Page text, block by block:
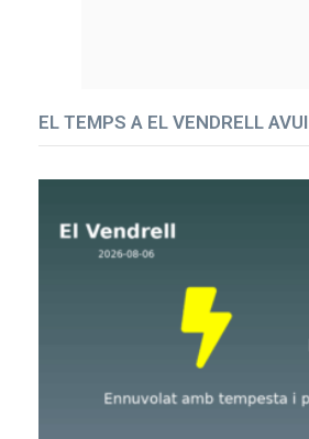
EL TEMPS A EL VENDRELL AVUI